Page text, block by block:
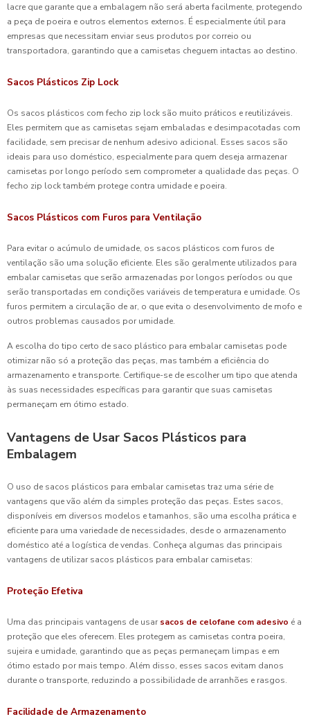
lacre que garante que a embalagem não será aberta facilmente, protegendo
a peça de poeira e outros elementos externos. É especialmente útil para
empresas que necessitam enviar seus produtos por correio ou
transportadora, garantindo que a camisetas cheguem intactas ao destino.
Sacos Plásticos Zip Lock
Os sacos plásticos com fecho zip lock são muito práticos e reutilizáveis.
Eles permitem que as camisetas sejam embaladas e desimpacotadas com
facilidade, sem precisar de nenhum adesivo adicional. Esses sacos são
ideais para uso doméstico, especialmente para quem deseja armazenar
camisetas por longo período sem comprometer a qualidade das peças. O
fecho zip lock também protege contra umidade e poeira.
Sacos Plásticos com Furos para Ventilação
Para evitar o acúmulo de umidade, os sacos plásticos com furos de
ventilação são uma solução eficiente. Eles são geralmente utilizados para
embalar camisetas que serão armazenadas por longos períodos ou que
serão transportadas em condições variáveis de temperatura e umidade. Os
furos permitem a circulação de ar, o que evita o desenvolvimento de mofo e
outros problemas causados por umidade.
A escolha do tipo certo de saco plástico para embalar camisetas pode
otimizar não só a proteção das peças, mas também a eficiência do
armazenamento e transporte. Certifique-se de escolher um tipo que atenda
às suas necessidades específicas para garantir que suas camisetas
permaneçam em ótimo estado.
Vantagens de Usar Sacos Plásticos para
Embalagem
O uso de sacos plásticos para embalar camisetas traz uma série de
vantagens que vão além da simples proteção das peças. Estes sacos,
disponíveis em diversos modelos e tamanhos, são uma escolha prática e
eficiente para uma variedade de necessidades, desde o armazenamento
doméstico até a logística de vendas. Conheça algumas das principais
vantagens de utilizar sacos plásticos para embalar camisetas:
Proteção Efetiva
Uma das principais vantagens de usar sacos de celofane com adesivo é a
proteção que eles oferecem. Eles protegem as camisetas contra poeira,
sujeira e umidade, garantindo que as peças permaneçam limpas e em
ótimo estado por mais tempo. Além disso, esses sacos evitam danos
durante o transporte, reduzindo a possibilidade de arranhões e rasgos.
Facilidade de Armazenamento